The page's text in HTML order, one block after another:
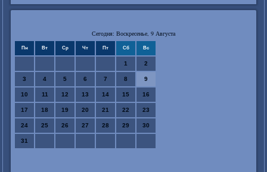
Сегодня: Воскресенье, 9 Августа
Пн Вт Ср Чт Пт Сб Вс
1 2
3 4 5 6 7 8 9
10 11 12 13 14 15 16
17 18 19 20 21 22 23
24 25 26 27 28 29 30
31